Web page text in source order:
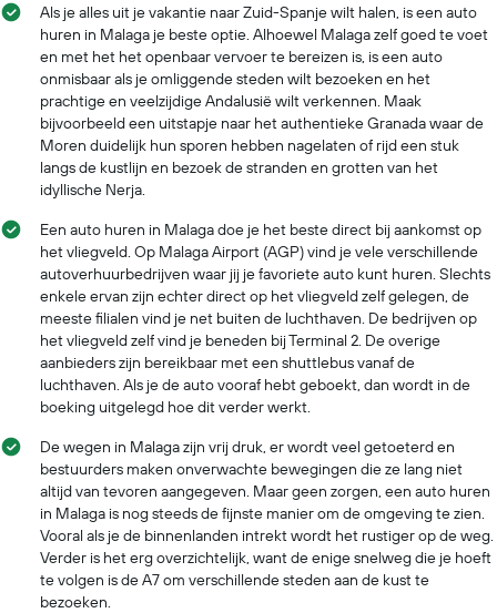
Als je alles uit je vakantie naar Zuid-Spanje wilt halen, is een auto
huren in Malaga je beste optie. Alhoewel Malaga zelf goed te voet
en met het het openbaar vervoer te bereizen is, is een auto
onmisbaar als je omliggende steden wilt bezoeken en het
prachtige en veelzijdige Andalusië wilt verkennen. Maak
bijvoorbeeld een uitstapje naar het authentieke Granada waar de
Moren duidelijk hun sporen hebben nagelaten of rijd een stuk
langs de kustlijn en bezoek de stranden en grotten van het
idyllische Nerja.
Een auto huren in Malaga doe je het beste direct bij aankomst op
het vliegveld. Op Malaga Airport (AGP) vind je vele verschillende
autoverhuurbedrijven waar jij je favoriete auto kunt huren. Slechts
enkele ervan zijn echter direct op het vliegveld zelf gelegen, de
meeste filialen vind je net buiten de luchthaven. De bedrijven op
het vliegveld zelf vind je beneden bij Terminal 2. De overige
aanbieders zijn bereikbaar met een shuttlebus vanaf de
luchthaven. Als je de auto vooraf hebt geboekt, dan wordt in de
boeking uitgelegd hoe dit verder werkt.
De wegen in Malaga zijn vrij druk, er wordt veel getoeterd en
bestuurders maken onverwachte bewegingen die ze lang niet
altijd van tevoren aangegeven. Maar geen zorgen, een auto huren
in Malaga is nog steeds de fijnste manier om de omgeving te zien.
Vooral als je de binnenlanden intrekt wordt het rustiger op de weg.
Verder is het erg overzichtelijk, want de enige snelweg die je hoeft
te volgen is de A7 om verschillende steden aan de kust te
bezoeken.